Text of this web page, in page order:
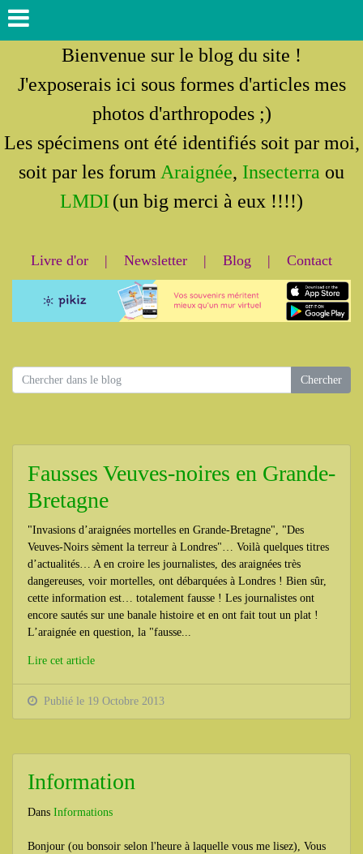
Bienvenue sur le blog du site !
J'exposerais ici sous formes d'articles mes
photos d'arthropodes ;)
Les spécimens ont été identifiés soit par moi,
soit par les forum Araignée, Insecterra ou
LMDI (un big merci à eux !!!!)
Livre d'or | Newsletter | Blog | Contact
Fausses Veuves-noires en Grande-
Bretagne
"Invasions d’araignées mortelles en Grande-Bretagne", "Des
Veuves-Noirs sèment la terreur à Londres"… Voilà quelques titres
d’actualités… A en croire les journalistes, des araignées très
dangereuses, voir mortelles, ont débarquées à Londres ! Bien sûr,
cette information est… totalement fausse ! Les journalistes ont
encore sautés sur une banale histoire et en ont fait tout un plat !
L’araignée en question, la "fausse...
Lire cet article
Publié le 19 Octobre 2013
Information
Dans Informations
Bonjour (ou bonsoir selon l'heure à laquelle vous me lisez), Vous